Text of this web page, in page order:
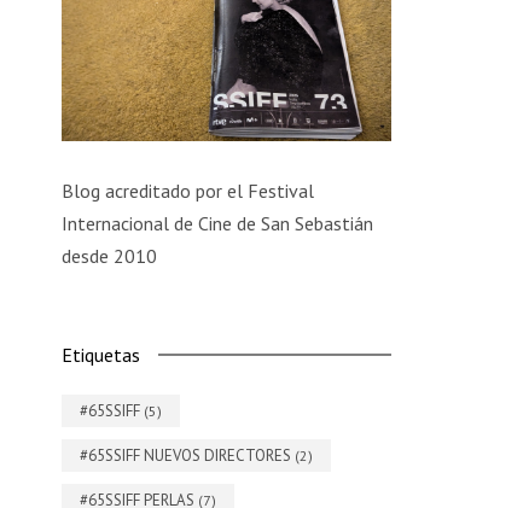
Blog acreditado por el Festival
Internacional de Cine de San Sebastián
desde 2010
Etiquetas
#65SSIFF (5)
#65SSIFF NUEVOS DIRECTORES (2)
#65SSIFF PERLAS (7)